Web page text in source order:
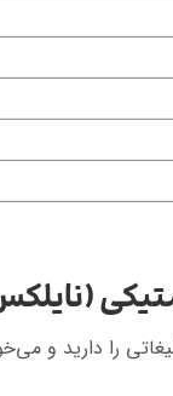
را دارید و